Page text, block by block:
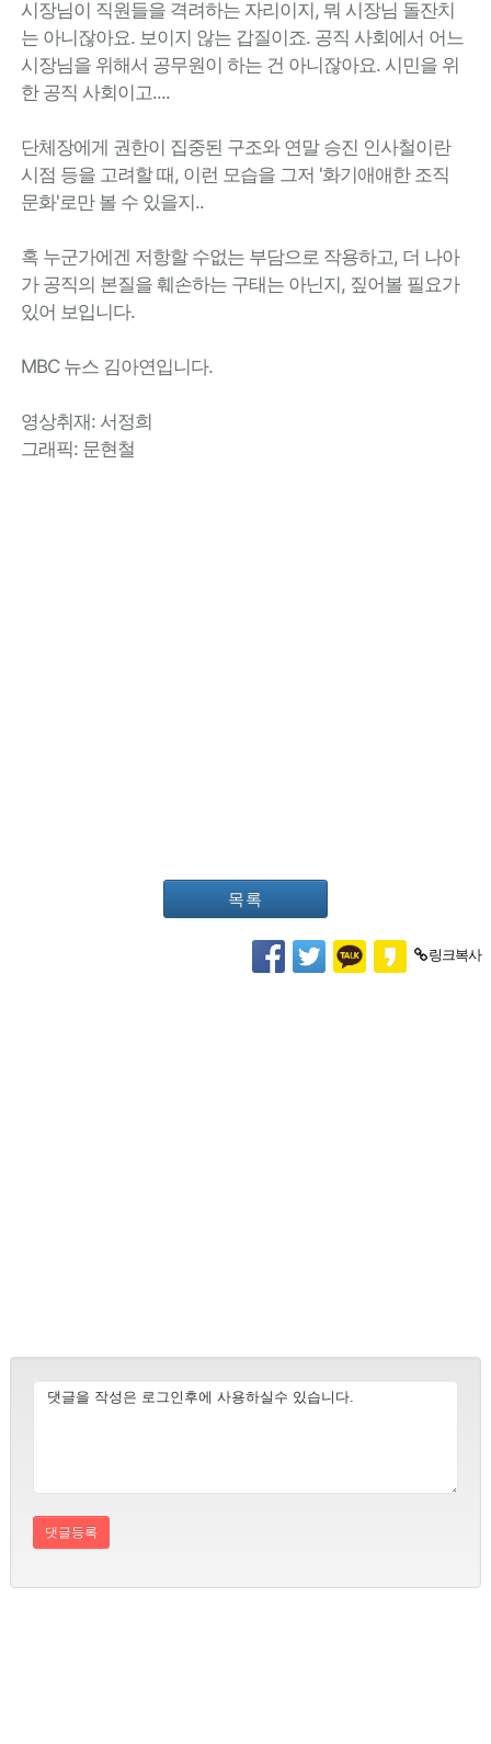
시장님이 직원들을 격려하는 자리이지, 뭐 시장님 돌잔치
는 아니잖아요. 보이지 않는 갑질이죠. 공직 사회에서 어느
시장님을 위해서 공무원이 하는 건 아니잖아요. 시민을 위
한 공직 사회이고....
단체장에게 권한이 집중된 구조와 연말 승진 인사철이란
시점 등을 고려할 때, 이런 모습을 그저 '화기애애한 조직
문화'로만 볼 수 있을지..
혹 누군가에겐 저항할 수없는 부담으로 작용하고, 더 나아
가 공직의 본질을 훼손하는 구태는 아닌지, 짚어볼 필요가
있어 보입니다.
MBC 뉴스 김아연입니다.
영상취재: 서정희
그래픽: 문현철
목록
링크복사